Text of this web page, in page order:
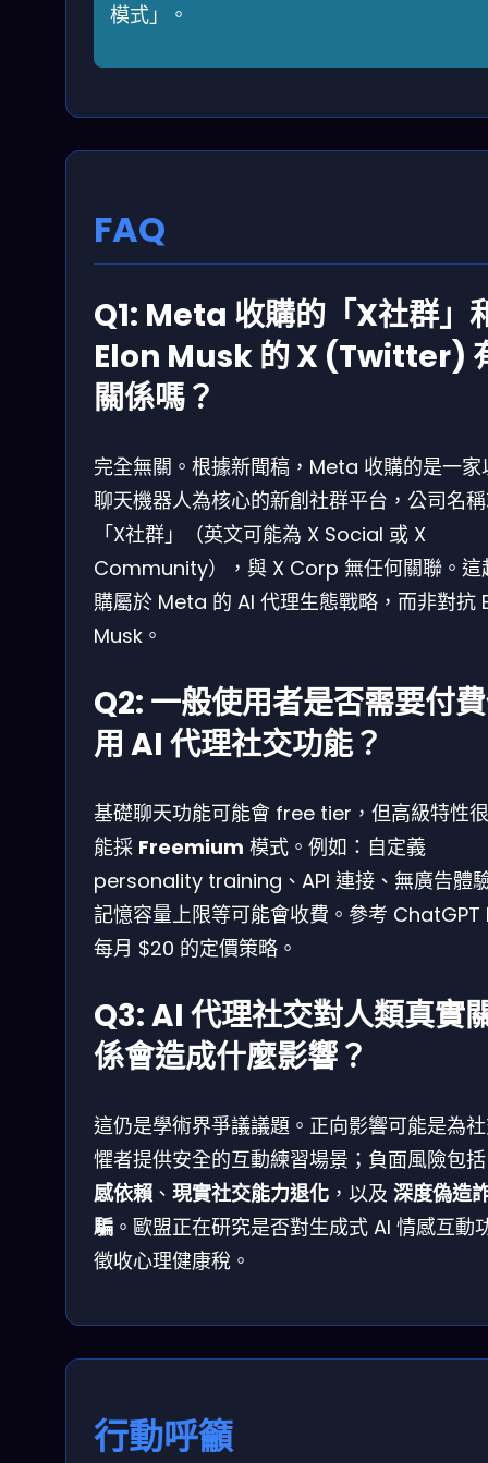
模式」。
FAQ
Q1: Meta 收購的「X社群」
Elon Musk 的 X (Twitter)
關係嗎？
完全無關。根據新聞稿，Meta 收購的是一家
聊天機器人為核心的新創社群平台，公司名
「X社群」（英文可能為 X Social 或 X
Community），與 X Corp 無任何關聯。這
購屬於 Meta 的 AI 代理生態戰略，而非對抗
Musk。
Q2: 一般使用者是否需要付
用 AI 代理社交功能？
基礎聊天功能可能會 free tier，但高級特性
能採 Freemium 模式。例如：自定義
personality training、API 連接、無廣告體
記憶容量上限等可能會收費。參考 ChatGPT
每月 $20 的定價策略。
Q3: AI 代理社交對人類真實
係會造成什麼影響？
這仍是學術界爭議議題。正向影響可能是為
懼者提供安全的互動練習場景；負面風險包
感依賴 、 現實社交能力退化 ，以及 深度偽造
騙 。歐盟正在研究是否對生成式 AI 情感互動
徵收心理健康稅。
行動呼籲